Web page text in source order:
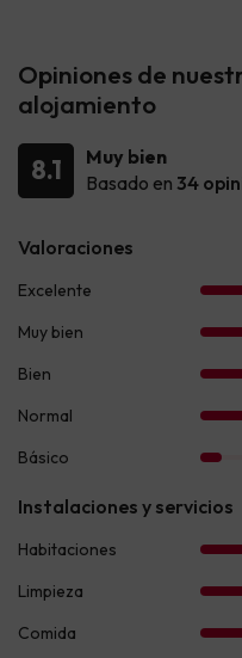
Opiniones de
alojamiento
8.1
Muy bien
Basado en 34